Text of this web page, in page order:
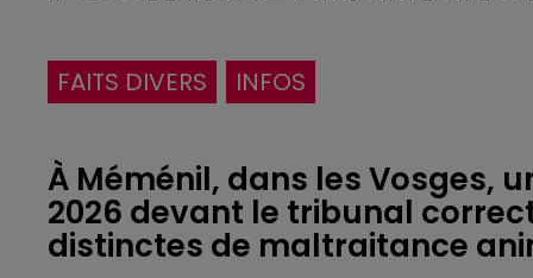
FAITS DIVERS INFOS
À Méménil, dans les Vosges,
2026 devant le tribunal
distinctes de maltraitance